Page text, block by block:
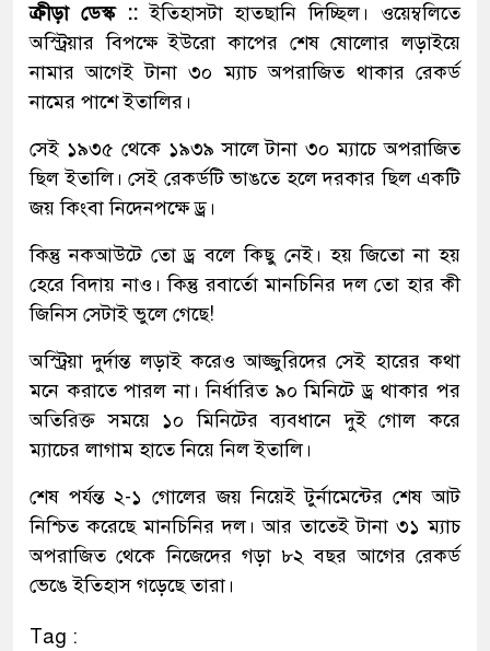
ক্রীড়া ডেস্ক ::ইতিহাসটা হাতছানি দিচ্ছিল। ওয়েম্বলিতে
অস্ট্রিয়ার বিপক্ষে ইউরো কাপের শেষ ষোলোর লড়াইয়ে
নামার আগেই টানা ৩০ ম্যাচ অপরাজিত থাকার রেকর্ড
নামের পাশে ইতালির।
সেই ১৯৩৫ থেকে ১৯৩৯ সালে টানা ৩০ ম্যাচে অপরাজিত
ছিল ইতালি। সেই রেকর্ডটি ভাঙতে হলে দরকার ছিল একটি
জয় কিংবা নিদেনপক্ষে ড্র।
কিন্তু নকআউটে তো ড্র বলে কিছু নেই। হয় জিতো না হয়
হেরে বিদায় নাও। কিন্তু রবার্তো মানচিনির দল তো হার কী
জিনিস সেটাই ভুলে গেছে!
অস্ট্রিয়া দুর্দান্ত লড়াই করেও আজ্জুরিদের সেই হারের কথা
মনে করাতে পারল না। নির্ধারিত ৯০ মিনিটে ড্র থাকার পর
অতিরিক্ত সময়ে ১০ মিনিটের ব্যবধানে দুই গোল করে
ম্যাচের লাগাম হাতে নিয়ে নিল ইতালি।
শেষ পর্যন্ত ২-১ গোলের জয় নিয়েই টুর্নামেন্টের শেষ আট
নিশ্চিত করেছে মানচিনির দল। আর তাতেই টানা ৩১ ম্যাচ
অপরাজিত থেকে নিজেদের গড়া ৮২ বছর আগের রেকর্ড
ভেঙে ইতিহাস গড়েছে তারা।
Tag :